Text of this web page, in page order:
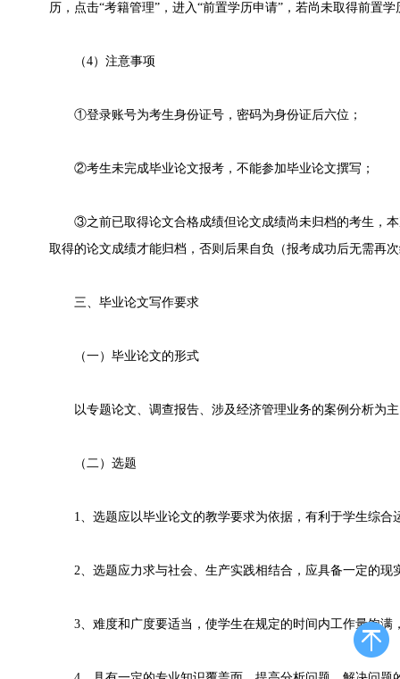
历，点击“考籍管理”，进入“前置学历申请”，若尚未取得前置
（4）注意事项
①登录账号为考生身份证号，密码为身份证后六位；
②考生未完成毕业论文报考，不能参加毕业论文撰写；
③之前已取得论文合格成绩但论文成绩尚未归档的考生，本
取得的论文成绩才能归档，否则后果自负（报考成功后无需再
三、毕业论文写作要求
（一）毕业论文的形式
以专题论文、调查报告、涉及经济管理业务的案例分析为
（二）选题
1、选题应以毕业论文的教学要求为依据，有利于学生综合
2、选题应力求与社会、生产实践相结合，应具备一定的现
3、难度和广度要适当，使学生在规定的时间内工作量饱满